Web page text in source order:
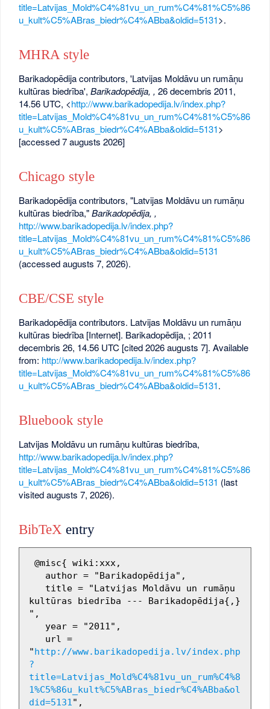
title=Latvijas_Mold%C4%81vu_un_rum%C4%81%C5%86
u_kult%C5%ABras_biedr%C4%ABba&oldid=5131>.
MHRA style
Barikadopēdija contributors, 'Latvijas Moldāvu un rumāņu
kultūras biedrība',Barikadopēdija, , 26 decembris 2011,
14.56 UTC, <http://www.barikadopedija.lv/index.php?
title=Latvijas_Mold%C4%81vu_un_rum%C4%81%C5%86
u_kult%C5%ABras_biedr%C4%ABba&oldid=5131>
[accessed 7 augusts 2026]
Chicago style
Barikadopēdija contributors, "Latvijas Moldāvu un rumāņu
kultūras biedrība,"Barikadopēdija, ,
http://www.barikadopedija.lv/index.php?
title=Latvijas_Mold%C4%81vu_un_rum%C4%81%C5%86
u_kult%C5%ABras_biedr%C4%ABba&oldid=5131
(accessed augusts 7, 2026).
CBE/CSE style
Barikadopēdija contributors. Latvijas Moldāvu un rumāņu
kultūras biedrība [Internet]. Barikadopēdija, ; 2011
decembris 26, 14.56 UTC [cited 2026 augusts 7]. Available
from: http://www.barikadopedija.lv/index.php?
title=Latvijas_Mold%C4%81vu_un_rum%C4%81%C5%86
u_kult%C5%ABras_biedr%C4%ABba&oldid=5131.
Bluebook style
Latvijas Moldāvu un rumāņu kultūras biedrība,
http://www.barikadopedija.lv/index.php?
title=Latvijas_Mold%C4%81vu_un_rum%C4%81%C5%86
u_kult%C5%ABras_biedr%C4%ABba&oldid=5131 (last
visited augusts 7, 2026).
BibTeX entry
kultūras biedrība --- Barikadopēdija{,}
",
"http://www.barikadopedija.lv/index.php
?
title=Latvijas_Mold%C4%81vu_un_rum%C4%8
1%C5%86u_kult%C5%ABras_biedr%C4%ABba&ol
did=5131",